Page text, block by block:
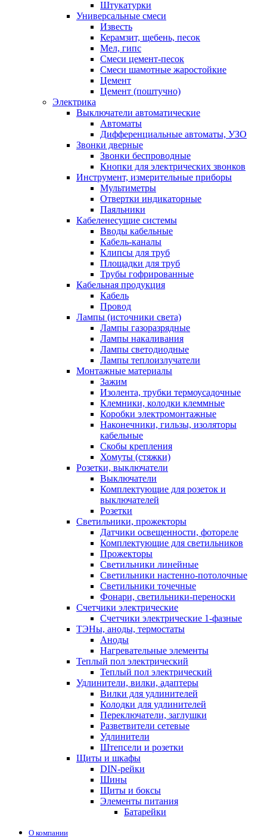
Штукатурки
Универсальные смеси
Известь
Керамзит, щебень, песок
Мел, гипс
Смеси цемент-песок
Смеси шамотные жаростойкие
Цемент
Цемент (поштучно)
Электрика
Выключатели автоматические
Автоматы
Дифференциальные автоматы, УЗО
Звонки дверные
Звонки беспроводные
Кнопки для электрических звонков
Инструмент, измерительные приборы
Мультиметры
Отвертки индикаторные
Паяльники
Кабеленесущие системы
Вводы кабельные
Кабель-каналы
Клипсы для труб
Площадки для труб
Трубы гофрированные
Кабельная продукция
Кабель
Провод
Лампы (источники света)
Лампы газоразрядные
Лампы накаливания
Лампы светодиодные
Лампы теплоизлучатели
Монтажные материалы
Зажим
Изолента, трубки термоусадочные
Клемники, колодки клеммные
Коробки электромонтажные
Наконечники, гильзы, изоляторы
кабельные
Скобы крепления
Хомуты (стяжки)
Розетки, выключатели
Выключатели
Комплектующие для розеток и
выключателей
Розетки
Светильники, прожекторы
Датчики освещенности, фотореле
Комплектующие для светильников
Прожекторы
Светильники линейные
Светильники настенно-потолочные
Светильники точечные
Фонари, светильники-переноски
Счетчики электрические
Счетчики электрические 1-фазные
ТЭНы, аноды, термостаты
Аноды
Нагревательные элементы
Теплый пол электрический
Теплый пол электрический
Удлинители, вилки, адаптеры
Вилки для удлинителей
Колодки для удлинителей
Переключатели, заглушки
Разветвители сетевые
Удлинители
Штепсели и розетки
Щиты и шкафы
DIN-рейки
Шины
Щиты и боксы
Элементы питания
Батарейки
О компании